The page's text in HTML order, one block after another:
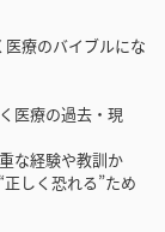
療のバイブルにな
医療の過去・現
な経験や教訓か
しく恐れる”ため